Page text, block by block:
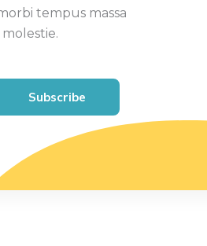
tempus massa
Subscribe